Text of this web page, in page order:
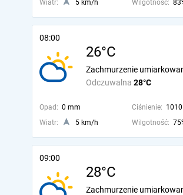
Wiatr: 5 km/h Wilgotność:
08:00
26°C
Odczuwalna 28°C
Zachmurzenie
Opad: 0 mm Ciśnienie:
Wiatr:
5 km/h Wilgotność:
09:00
28°C
Zachmurzenie